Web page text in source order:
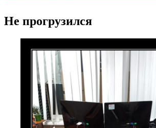
Не прогрузился